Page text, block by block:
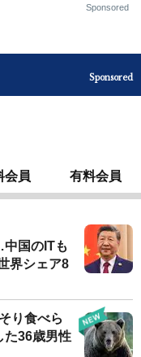
Sponsored
Sponsored
会員 有料会員
国のITも
界シェア8
り食べら
た36歳男性